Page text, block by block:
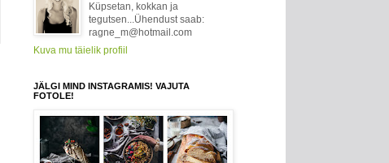
Küpsetan, kokkan ja
tegutsen...Ühendust saab:
ragne_m@hotmail.com
Kuva mu täielik profiil
JÄLGI MIND INSTAGRAMIS! VAJUTA
FOTOLE!